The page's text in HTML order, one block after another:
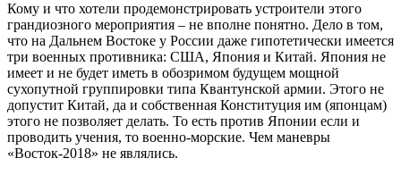
Кому и что хотели продемонстрировать устроители этого
грандиозного мероприятия – не вполне понятно. Дело в том,
что на Дальнем Востоке у России даже гипотетически имеется
три военных противника: США, Япония и Китай. Япония не
имеет и не будет иметь в обозримом будущем мощной
сухопутной группировки типа Квантунской армии. Этого не
допустит Китай, да и собственная Конституция им (японцам)
этого не позволяет делать. То есть против Японии если и
проводить учения, то военно-морские. Чем маневры
«Восток-2018» не являлись.